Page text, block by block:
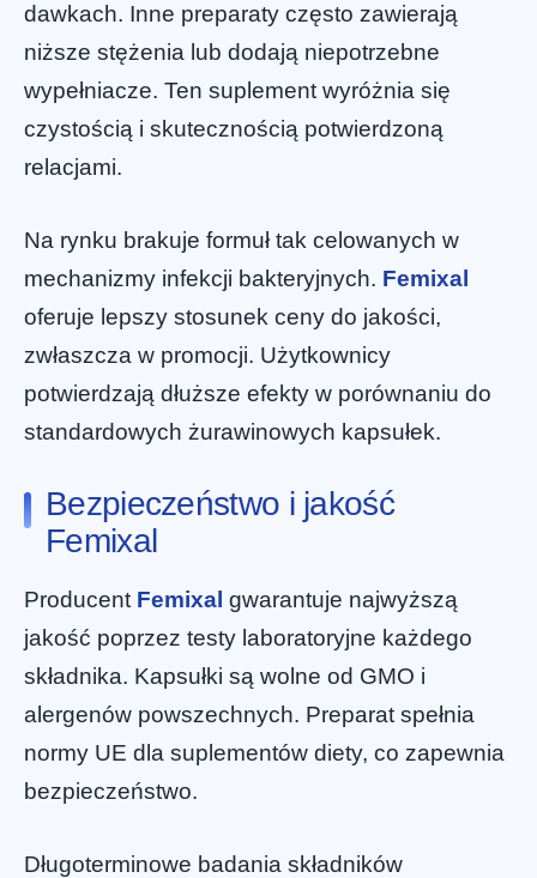
dawkach. Inne preparaty często zawierają
niższe stężenia lub dodają niepotrzebne
wypełniacze. Ten suplement wyróżnia się
czystością i skutecznością potwierdzoną
relacjami.
Na rynku brakuje formuł tak celowanych w
mechanizmy infekcji bakteryjnych. Femixal
oferuje lepszy stosunek ceny do jakości,
zwłaszcza w promocji. Użytkownicy
potwierdzają dłuższe efekty w porównaniu do
standardowych żurawinowych kapsułek.
Bezpieczeństwo i jakość
Femixal
Producent Femixal gwarantuje najwyższą
jakość poprzez testy laboratoryjne każdego
składnika. Kapsułki są wolne od GMO i
alergenów powszechnych. Preparat spełnia
normy UE dla suplementów diety, co zapewnia
bezpieczeństwo.
Długoterminowe badania składników